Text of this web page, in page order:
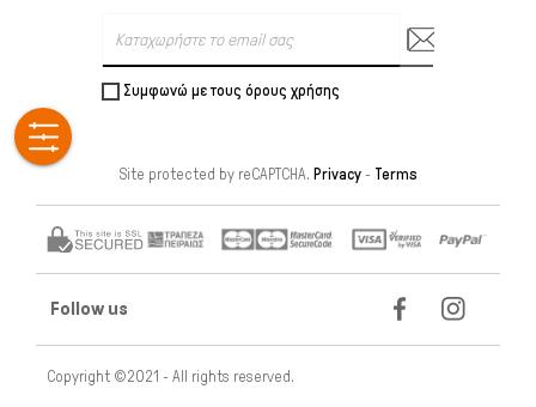
Συμφωνώ με τους όρους χρήσης
Site protected by reCAPTCHA. Privacy- Terms
Follow us
Copyright ©2021 - All rights reserved.